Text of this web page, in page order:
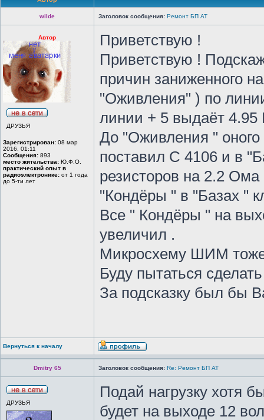
wilde Заголовок сообщения: Ремонт БП АТ
Автор
ДРУЗЬЯ
Зарегистрирован: 08 мар
2016, 01:11
Сообщения: 893
место жительства: Ю.Ф.О.
практический опыт в
радиоэлектронике: от 1 года
до 5-ти лет
Приветствую !
Приветствую !
причин заниженного
"Оживления" ) по
линии + 5 выдаёт 4.95
До "Оживления "
поставил С 4106 и в
резисторов на 2.2
"Кондёры " в "Базах "
Все " Кондёры " на
увеличил .
Микросхему ШИМ тоже
Буду пытаться
За подсказку был бы
Вернуться к началу
Dmitry 65 Заголовок сообщения: Re: Ремонт БП АТ
ДРУЗЬЯ
Подай нагрузку хотя
будет на выходе 12